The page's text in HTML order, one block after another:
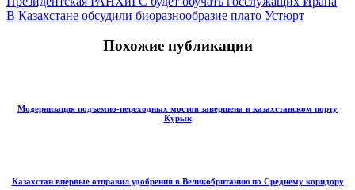
В Казахстане обсудили биоразнообразие плато Устюрт
Похожие публикации
Модернизация подъемно-переходных мостов завершена в казахстанском порту
Курык
Казахстан впервые отправил удобрения в Великобританию по Среднему коридору